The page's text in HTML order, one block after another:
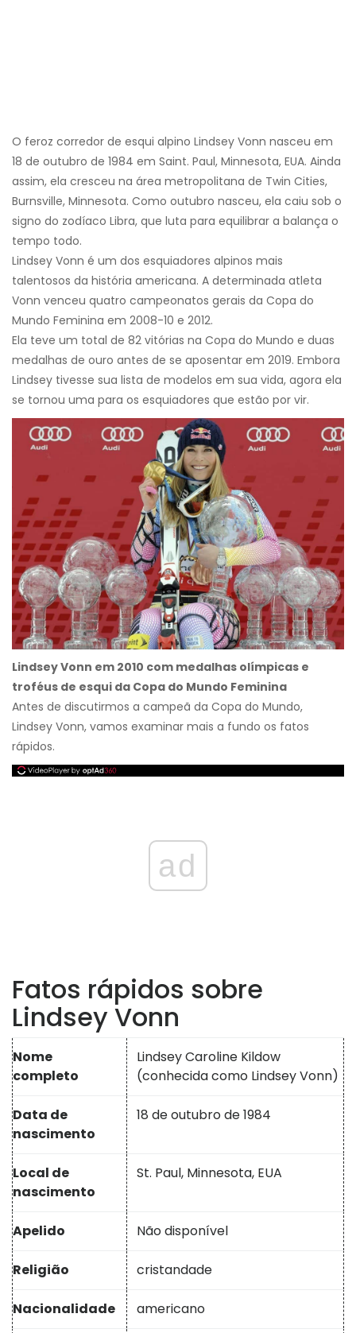
O feroz corredor de esqui alpino Lindsey Vonn nasceu em
18 de outubro de 1984 em Saint. Paul, Minnesota, EUA. Ainda
assim, ela cresceu na área metropolitana de Twin Cities,
Burnsville, Minnesota. Como outubro nasceu, ela caiu sob o
signo do zodíaco Libra, que luta para equilibrar a balança o
tempo todo.
Lindsey Vonn é um dos esquiadores alpinos mais
talentosos da história americana. A determinada atleta
Vonn venceu quatro campeonatos gerais da Copa do
Mundo Feminina em 2008-10 e 2012.
Ela teve um total de 82 vitórias na Copa do Mundo e duas
medalhas de ouro antes de se aposentar em 2019. Embora
Lindsey tivesse sua lista de modelos em sua vida, agora ela
se tornou uma para os esquiadores que estão por vir.
Lindsey Vonn em 2010 com medalhas olímpicas e
troféus de esqui da Copa do Mundo Feminina
Antes de discutirmos a campeã da Copa do Mundo,
Lindsey Vonn, vamos examinar mais a fundo os fatos
rápidos.
ad
Fatos rápidos sobre
Lindsey Vonn
Nome
completo
Lindsey Caroline Kildow
(conhecida como Lindsey Vonn)
Data de
nascimento
18 de outubro de 1984
Local de
nascimento
St. Paul, Minnesota, EUA
Apelido Não disponível
Religião cristandade
Nacionalidade americano